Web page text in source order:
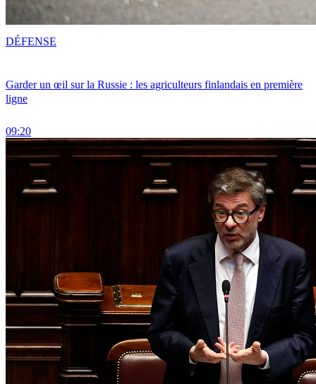
Garder un œil sur la Russie : les agriculteurs finlandais en première
ligne
09:20
DÉFENSE